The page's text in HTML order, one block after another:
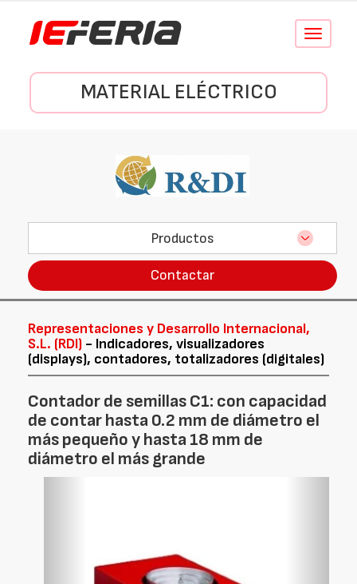
Conmutar
MATERIAL ELÉCTRICO
Productos
Contactar
Representaciones y Desarrollo Internacional,
S.L. (RDI) - Indicadores, visualizadores
(displays), contadores, totalizadores (digitales)
Contador de semillas C1: con capacidad
de contar hasta 0.2 mm de diámetro el
más pequeño y hasta 18 mm de
diámetro el más grande